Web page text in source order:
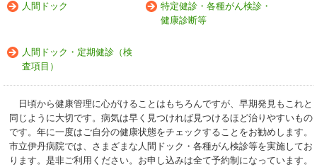
人間ドック
特定健診・各種がん検診・
健康診断等
人間ドック・定期健診（検
査項目）
日頃から健康管理に心がけることはもちろんですが、早期発見もこれと
同じように大切です。病気は早く見つければ見つけるほど治りやすいもの
です。年に一度はご自分の健康状態をチェックすることをお勧めします。
市立伊丹病院では、さまざまな人間ドック・各種がん検診等を実施してお
ります。是非ご利用ください。お申し込みは全て予約制になっています。